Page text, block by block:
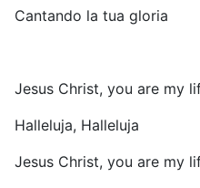
Cantando la tua gloria
Jesus Christ, you are my
Halleluja, Halleluja
Jesus Christ, you are my